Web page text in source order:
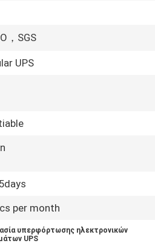
，SGS
UPS
per month
υπερφόρτωσης ηλεκτρονικών
UPS